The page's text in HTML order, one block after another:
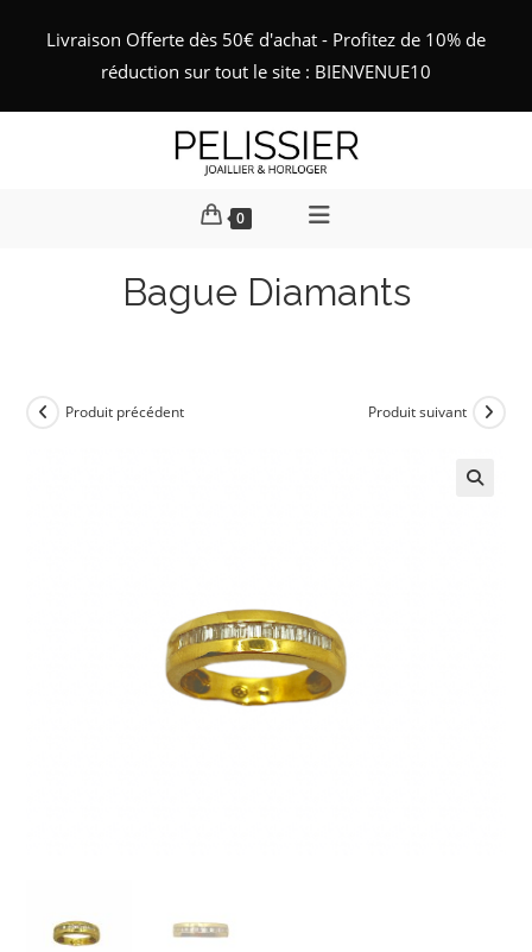
Livraison Offerte dès 50€ d'achat - Profitez de 10% de
réduction sur tout le site : BIENVENUE10
0
Bague Diamants
Produit précédent Produit suivant